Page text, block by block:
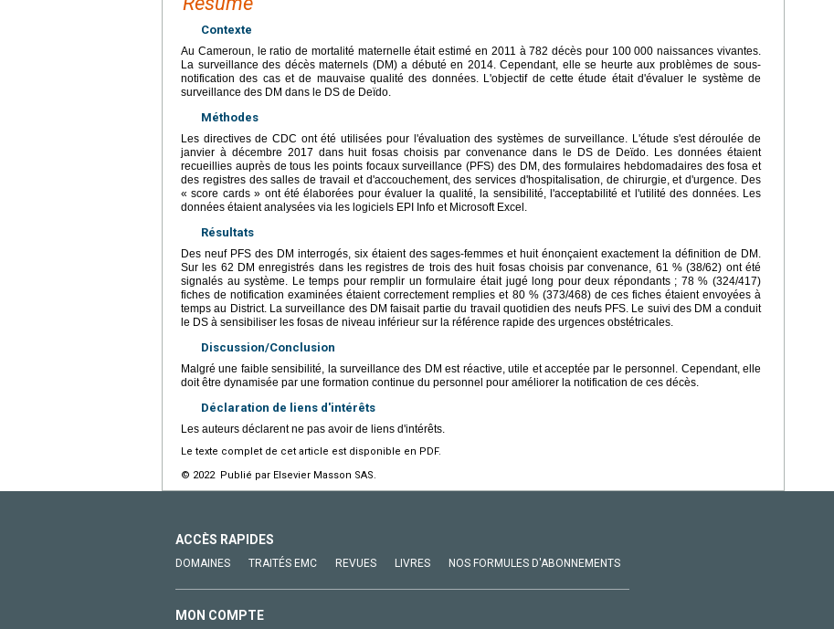
Contexte
Au Cameroun, le ratio de mortalité maternelle était estimé en 2011 à 782 décès pour 100 000 naissances vivantes.
La surveillance des décès maternels (DM) a débuté en 2014. Cependant, elle se heurte aux problèmes de sous-
notification des cas et de mauvaise qualité des données. L'objectif de cette étude était d'évaluer le système de
surveillance des DM dans le DS de Deïdo.
Méthodes
Les directives de CDC ont été utilisées pour l'évaluation des systèmes de surveillance. L'étude s'est déroulée de
janvier à décembre 2017 dans huit fosas choisis par convenance dans le DS de Deïdo. Les données étaient
recueillies auprès de tous les points focaux surveillance (PFS) des DM, des formulaires hebdomadaires des fosa et
des registres des salles de travail et d'accouchement, des services d'hospitalisation, de chirurgie, et d'urgence. Des
« score cards » ont été élaborées pour évaluer la qualité, la sensibilité, l'acceptabilité et l'utilité des données. Les
données étaient analysées via les logiciels EPI Info et Microsoft Excel.
Résultats
Des neuf PFS des DM interrogés, six étaient des sages-femmes et huit énonçaient exactement la définition de DM.
Sur les 62 DM enregistrés dans les registres de trois des huit fosas choisis par convenance, 61 % (38/62) ont été
signalés au système. Le temps pour remplir un formulaire était jugé long pour deux répondants ; 78 % (324/417)
fiches de notification examinées étaient correctement remplies et 80 % (373/468) de ces fiches étaient envoyées à
temps au District. La surveillance des DM faisait partie du travail quotidien des neufs PFS. Le suivi des DM a conduit
le DS à sensibiliser les fosas de niveau inférieur sur la référence rapide des urgences obstétricales.
Discussion/Conclusion
Malgré une faible sensibilité, la surveillance des DM est réactive, utile et acceptée par le personnel. Cependant, elle
doit être dynamisée par une formation continue du personnel pour améliorer la notification de ces décès.
Déclaration de liens d'intérêts
Les auteurs déclarent ne pas avoir de liens d'intérêts.
Le texte complet de cet article est disponible en PDF.
© 2022 Publié par Elsevier Masson SAS.
ACCÈS RAPIDES
DOMAINES TRAITÉS EMC REVUES LIVRES NOS FORMULES D'ABONNEMENTS
MON COMPTE